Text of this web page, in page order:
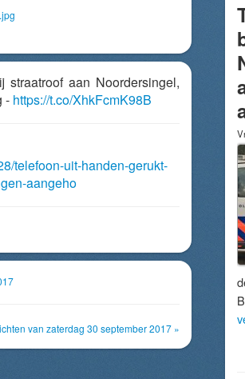
aan Noordersingel,
- https://t.co/XhkFcmK98B
telefoon-uit-handen-gerukt-
aangeho
van zaterdag 30 september 2017 »